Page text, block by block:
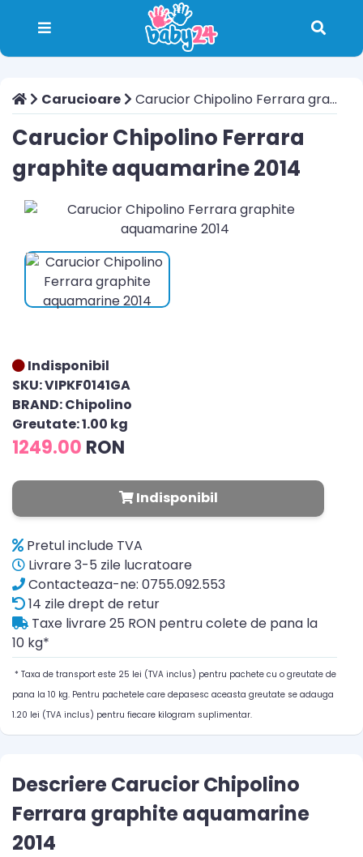
Carucioare Carucior Chipolino Ferrara graphite aquamarine 2014
Carucior Chipolino Ferrara
graphite aquamarine 2014
Indisponibil
SKU: VIPKF0141GA
BRAND: Chipolino
Greutate: 1.00 kg
1249.00 RON
Indisponibil
Pretul include TVA
Livrare 3-5 zile lucratoare
Contacteaza-ne: 0755.092.553
14 zile drept de retur
Taxe livrare 25 RON pentru colete de pana la
10 kg*
* Taxa de transport este 25 lei (TVA inclus) pentru pachete cu o greutate de
pana la 10 kg. Pentru pachetele care depasesc aceasta greutate se adauga
1.20 lei (TVA inclus) pentru fiecare kilogram suplimentar.
Descriere Carucior Chipolino
Ferrara graphite aquamarine
2014